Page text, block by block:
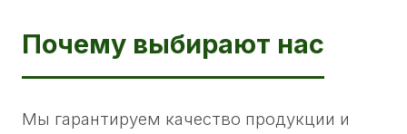
Почему выбирают нас
Мы гарантируем качество продукции и